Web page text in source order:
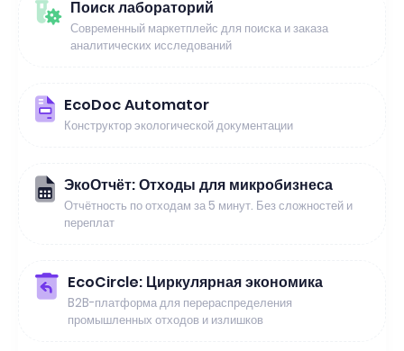
Поиск лабораторий
Современный маркетплейс для поиска и заказа
аналитических исследований
EcoDoc Automator
Конструктор экологической документации
ЭкоОтчёт: Отходы для микробизнеса
Отчётность по отходам за 5 минут. Без сложностей и
переплат
EcoCircle: Циркулярная экономика
B2B-платформа для перераспределения
промышленных отходов и излишков